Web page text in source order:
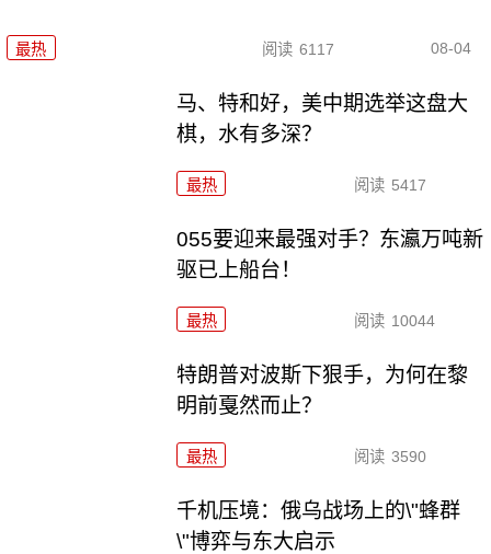
最热 阅读 6117 08-04
马、特和好，美中期选举这盘大
棋，水有多深？
最热 阅读 5417
055要迎来最强对手？东瀛万吨新
驱已上船台！
最热 阅读 10044
特朗普对波斯下狠手，为何在黎
明前戛然而止？
最热 阅读 3590
千机压境：俄乌战场上的\"蜂群
\"博弈与东大启示